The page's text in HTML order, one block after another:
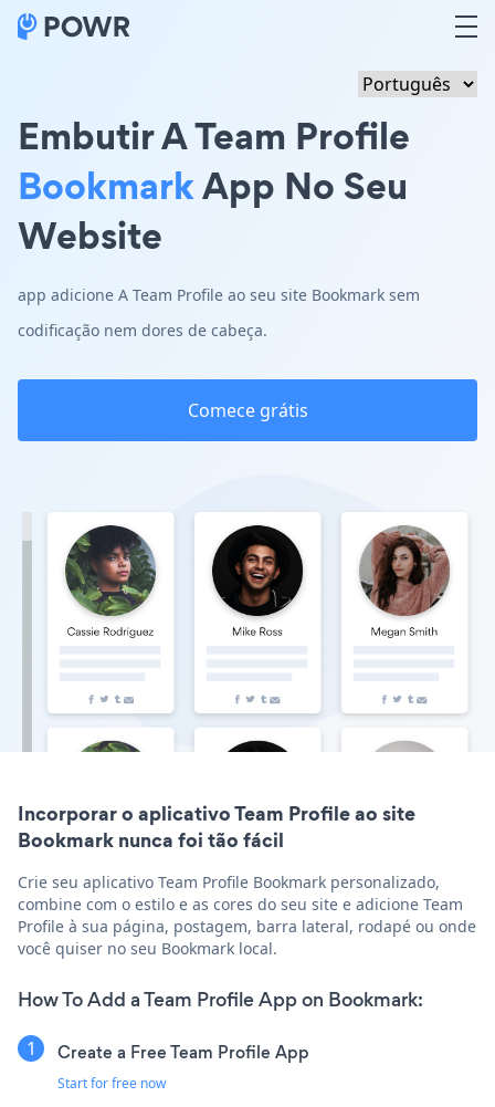
Embutir A Team Profile
BookmarkApp No Seu
Website
app adicione A Team Profile ao seu site Bookmark sem
codificação nem dores de cabeça.
Comece grátis
Incorporar o aplicativo Team Profile ao site
Bookmark nunca foi tão fácil
Crie seu aplicativo Team Profile Bookmark personalizado,
combine com o estilo e as cores do seu site e adicione Team
Profile à sua página, postagem, barra lateral, rodapé ou onde
você quiser no seu Bookmark local.
How To Add a Team Profile App on Bookmark:
Create a Free Team Profile App
Start for free now